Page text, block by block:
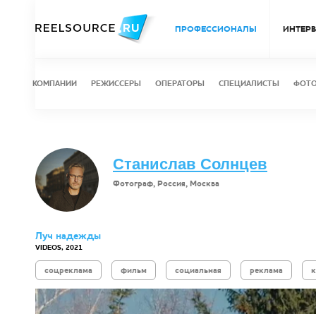
ПРОФЕССИОНАЛЫ
КОМПАНИИ РЕЖИССЕРЫ ОПЕРАТОРЫ СПЕЦИАЛИСТЫ
Станислав Солнцев
Фотограф, Россия, Москва
Луч надежды
VIDEOS, 2021
соцреклама фильм социальная реклама